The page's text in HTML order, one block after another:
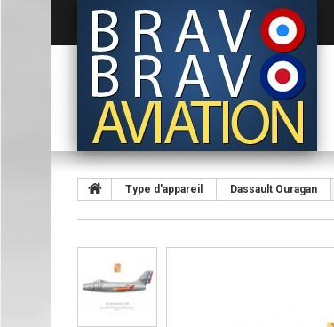
Type d'appareil Dassault Ouragan